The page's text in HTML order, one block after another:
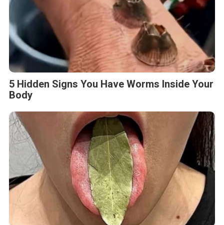
5 Hidden Signs You Have Worms Inside Your
Body